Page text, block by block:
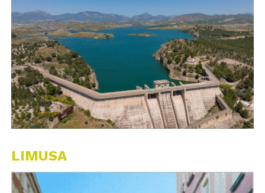
LIMUSA